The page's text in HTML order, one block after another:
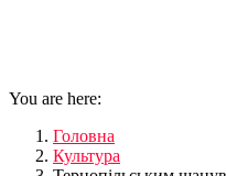
You are here:
Головна
Культура